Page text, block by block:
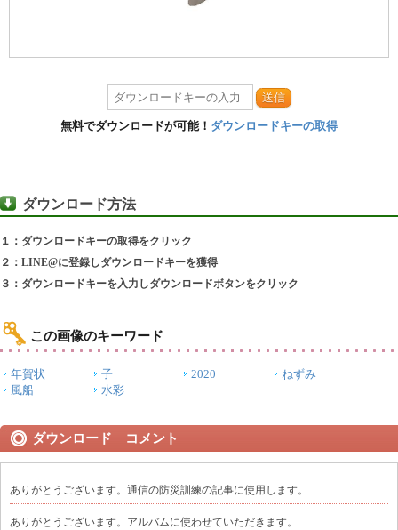
送信
無料でダウンロードが可能！ ダウンロードキーの取得
ダウンロード方法
１：ダウンロードキーの取得をクリック
２：LINE@に登録しダウンロードキーを獲得
３：ダウンロードキーを入力しダウンロードボタンをクリック
この画像のキーワード
年賀状 子 2020
ねずみ
風船
水彩
ダウンロード コメント
ありがとうございます。通信の防災訓練の記事に使用します。
ありがとうございます。アルバムに使わせていただきます。